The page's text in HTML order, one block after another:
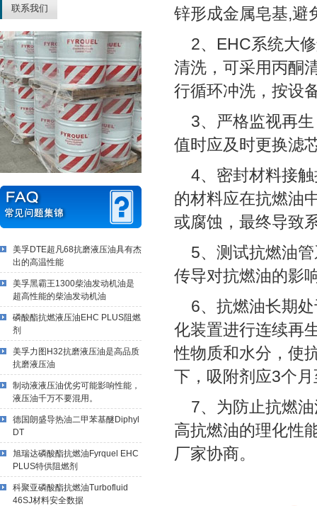
联系我们
美孚DTE超凡68抗磨液压油具有杰
出的高温性能
美孚黑霸王1300柴油发动机油是
超高性能的柴油发动机油
磷酸酯抗燃液压油EHC PLUS阻燃
剂
美孚力图H32抗磨液压油是高品质
抗磨液压油
制动液液压油优劣可能影响性能，
液压油千万不要混用。
德国朗盛导热油二甲苯基醚Diphyl
DT
旭瑞达磷酸酯抗燃油Fyrquel EHC
PLUS特供阻燃剂
科聚亚磷酸酯抗燃油Turbofluid
46SJ材料安全数据
锌形成金属皂基,避
2、EHC系统大修
清洗，可采用丙酮
行循环冲洗，按设
3、严格监视再生
值时应及时更换滤
4、密封材料接触
的材料应在抗燃油
或腐蚀，最终导致
5、测试抗燃油管
传导对抗燃油的影
6、抗燃油长期处
化装置进行连续再
性物质和水分，使
下，吸附剂应3个
7、为防止抗燃油
高抗燃油的理化性
厂家协商。